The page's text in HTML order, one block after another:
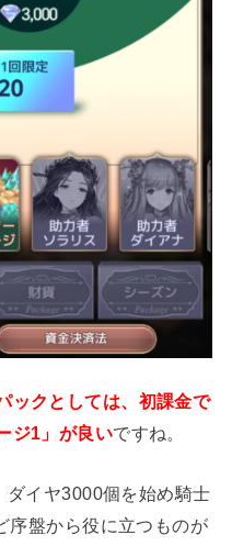
ックとしては、初課金で
ジ1」が良いですね。
イヤ3000個を始め騎士
序盤から役に立つものが